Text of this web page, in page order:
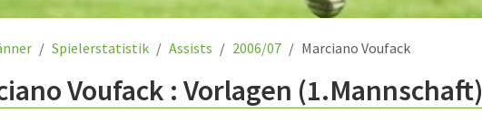
Spielerstatistik Assists 2006/07 Marciano Voufack
Voufack : Vorlagen (1.Mannschaft)